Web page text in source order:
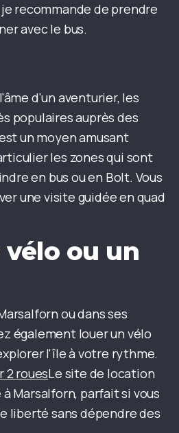
recommande de prendre
avec le bus.
d'un aventurier, les
populaires auprès des
un moyen amusant
les zones qui sont
en bus ou en Bolt. Vous
une visite guidée en quad
ou un
ou dans ses
également louer un vélo
l'île à votre rythme.
2 rouesLe site de location
Marsalforn, parfait si vous
liberté sans dépendre des